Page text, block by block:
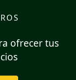
ofrecer tus